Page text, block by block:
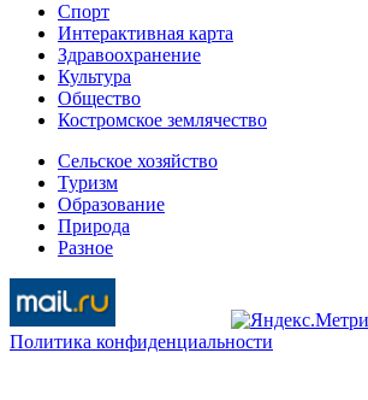
Спорт
Интерактивная карта
Здравоохранение
Культура
Общество
Костромское землячество
Сельское хозяйство
Туризм
Образование
Природа
Разное
Политика конфиденциальности